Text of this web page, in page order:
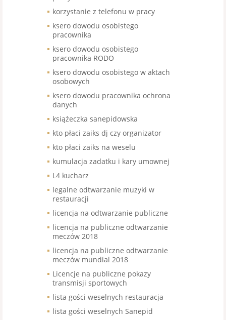
korzystanie z telefonu w pracy
ksero dowodu osobistego
pracownika
ksero dowodu osobistego
pracownika RODO
ksero dowodu osobistego w aktach
osobowych
ksero dowodu pracownika ochrona
danych
książeczka sanepidowska
kto płaci zaiks dj czy organizator
kto płaci zaiks na weselu
kumulacja zadatku i kary umownej
L4 kucharz
legalne odtwarzanie muzyki w
restauracji
licencja na odtwarzanie publiczne
licencja na publiczne odtwarzanie
meczów 2018
licencja na publiczne odtwarzanie
meczów mundial 2018
Licencje na publiczne pokazy
transmisji sportowych
lista gości weselnych restauracja
lista gości weselnych Sanepid